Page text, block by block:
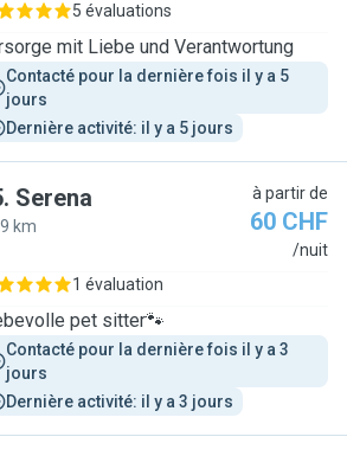
5 évaluations
mit Liebe und Verantwortung
Contacté pour la dernière fois il y a 5
jours
Dernière activité: il y a 5 jours
. Serena
km
à partir de
60 CHF
/nuit
1 évaluation
pet sitter🐾
Contacté pour la dernière fois il y a 3
jours
Dernière activité: il y a 3 jours